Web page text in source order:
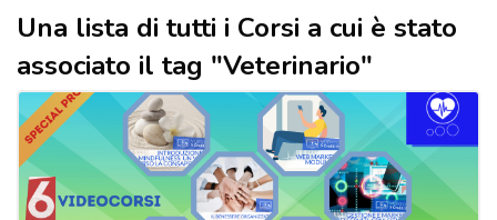
Una lista di tutti i Corsi a cui è stato
associato il tag "Veterinario"